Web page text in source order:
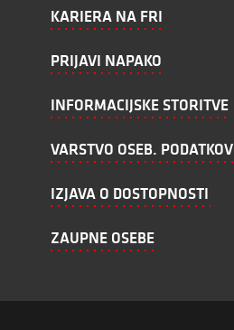
KARIERA NA FRI
PRIJAVI NAPAKO
INFORMACIJSKE STORITVE
VARSTVO OSEB. PODATKOV
IZJAVA O DOSTOPNOSTI
ZAUPNE OSEBE